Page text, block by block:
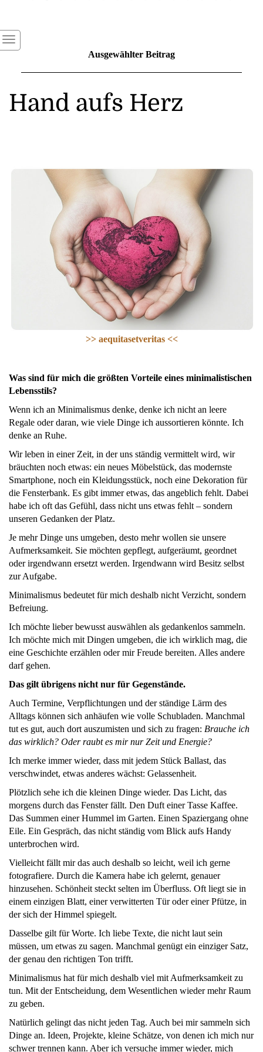
Ausgewählter Beitrag
Hand aufs Herz
>> aequitasetveritas <<
Was sind für mich die größten Vorteile eines minimalistischen
Lebensstils?
Wenn ich an Minimalismus denke, denke ich nicht an leere
Regale oder daran, wie viele Dinge ich aussortieren könnte. Ich
denke an Ruhe.
Wir leben in einer Zeit, in der uns ständig vermittelt wird, wir
bräuchten noch etwas: ein neues Möbelstück, das modernste
Smartphone, noch ein Kleidungsstück, noch eine Dekoration für
die Fensterbank. Es gibt immer etwas, das angeblich fehlt. Dabei
habe ich oft das Gefühl, dass nicht uns etwas fehlt – sondern
unseren Gedanken der Platz.
Je mehr Dinge uns umgeben, desto mehr wollen sie unsere
Aufmerksamkeit. Sie möchten gepflegt, aufgeräumt, geordnet
oder irgendwann ersetzt werden. Irgendwann wird Besitz selbst
zur Aufgabe.
Minimalismus bedeutet für mich deshalb nicht Verzicht, sondern
Befreiung.
Ich möchte lieber bewusst auswählen als gedankenlos sammeln.
Ich möchte mich mit Dingen umgeben, die ich wirklich mag, die
eine Geschichte erzählen oder mir Freude bereiten. Alles andere
darf gehen.
Das gilt übrigens nicht nur für Gegenstände.
Auch Termine, Verpflichtungen und der ständige Lärm des
Alltags können sich anhäufen wie volle Schubladen. Manchmal
tut es gut, auch dort auszumisten und sich zu fragen: Brauche ich
das wirklich? Oder raubt es mir nur Zeit und Energie?
Ich merke immer wieder, dass mit jedem Stück Ballast, das
verschwindet, etwas anderes wächst: Gelassenheit.
Plötzlich sehe ich die kleinen Dinge wieder. Das Licht, das
morgens durch das Fenster fällt. Den Duft einer Tasse Kaffee.
Das Summen einer Hummel im Garten. Einen Spaziergang ohne
Eile. Ein Gespräch, das nicht ständig vom Blick aufs Handy
unterbrochen wird.
Vielleicht fällt mir das auch deshalb so leicht, weil ich gerne
fotografiere. Durch die Kamera habe ich gelernt, genauer
hinzusehen. Schönheit steckt selten im Überfluss. Oft liegt sie in
einem einzigen Blatt, einer verwitterten Tür oder einer Pfütze, in
der sich der Himmel spiegelt.
Dasselbe gilt für Worte. Ich liebe Texte, die nicht laut sein
müssen, um etwas zu sagen. Manchmal genügt ein einziger Satz,
der genau den richtigen Ton trifft.
Minimalismus hat für mich deshalb viel mit Aufmerksamkeit zu
tun. Mit der Entscheidung, dem Wesentlichen wieder mehr Raum
zu geben.
Natürlich gelingt das nicht jeden Tag. Auch bei mir sammeln sich
Dinge an. Ideen, Projekte, kleine Schätze, von denen ich mich nur
schwer trennen kann. Aber ich versuche immer wieder, mich